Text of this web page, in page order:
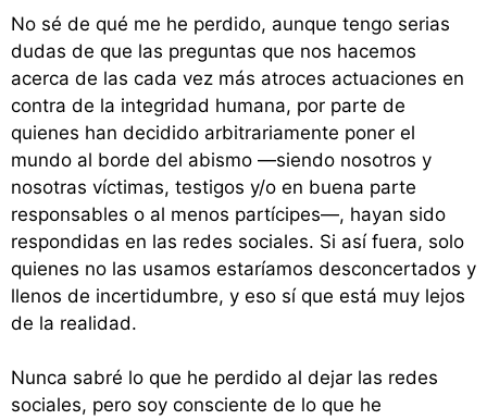
No sé de qué me he perdido, aunque tengo serias
dudas de que las preguntas que nos hacemos
acerca de las cada vez más atroces actuaciones en
contra de la integridad humana, por parte de
quienes han decidido arbitrariamente poner el
mundo al borde del abismo —siendo nosotros y
nosotras víctimas, testigos y/o en buena parte
responsables o al menos partícipes—, hayan sido
respondidas en las redes sociales. Si así fuera, solo
quienes no las usamos estaríamos desconcertados y
llenos de incertidumbre, y eso sí que está muy lejos
de la realidad.
Nunca sabré lo que he perdido al dejar las redes
sociales, pero soy consciente de lo que he